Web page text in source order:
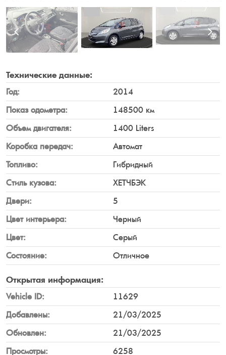
Технические данные:
Год:
2014
Показ одометра:
148500 км
Объем двигателя:
1400 Liters
Коробка передач:
Автомат
Топливо:
Гибридный
Стиль кузова:
ХЕТЧБЭК
Двери:
5
Цвет интерьера:
Черный
Цвет:
Серый
Состояние:
Отличное
Открытая информация:
Vehicle ID:
11629
Добавлены:
21/03/2025
Обновлен:
21/03/2025
Просмотры:
6258